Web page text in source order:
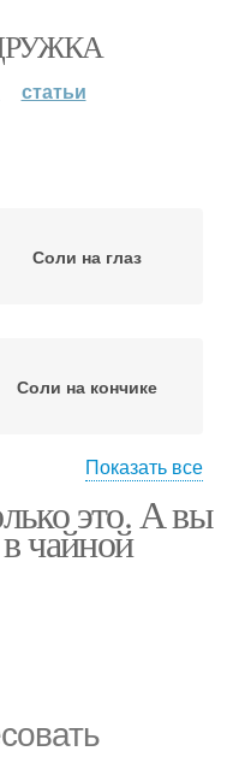
статьи
Соли на глаз
Соли на кончике
Показать все
это. А вы
чайной